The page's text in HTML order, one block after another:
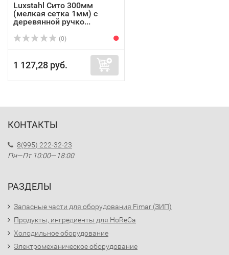
Luxstahl Сито 300мм
(мелкая сетка 1мм) с
деревянной ручко...
(0)
1 127,28 руб.
КОНТАКТЫ
8(995) 222-32-23
Пн—Пт 10:00—18:00
РАЗДЕЛЫ
Запасные части для оборудования Fimar (ЗИП)
Продукты, ингредиенты для HoReCa
Холодильное оборудование
Электромеханическое оборудование